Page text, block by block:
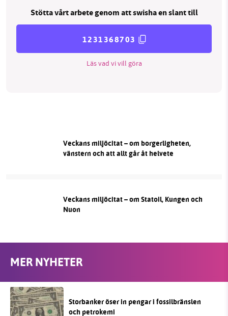
Stötta vårt arbete genom att swisha en slant till
1231368703
Läs vad vi vill göra
Veckans miljöcitat – om borgerligheten,
vänstern och att allt går åt helvete
Veckans miljöcitat – om Statoil, Kungen och
Nuon
MER NYHETER
Storbanker öser in pengar i fossilbränslen
och petrokemi